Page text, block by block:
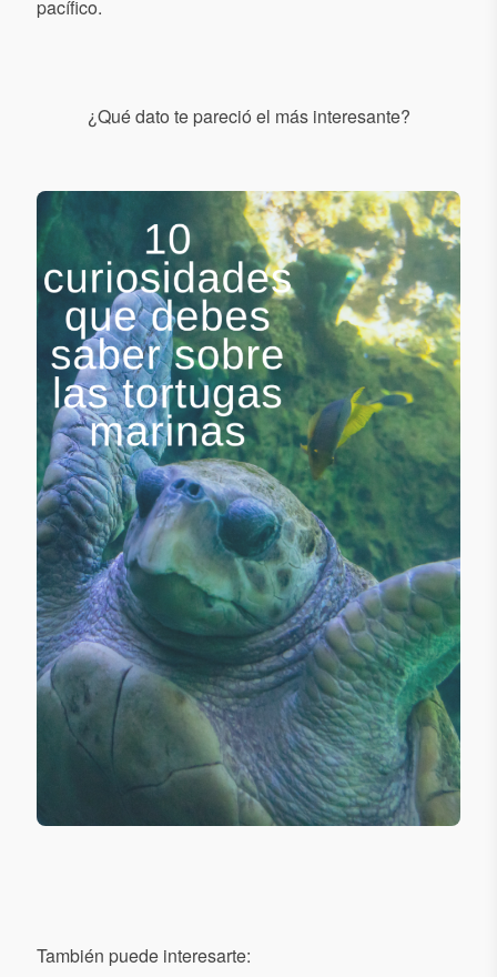
pacífico.
¿Qué dato te pareció el más interesante?
También puede interesarte: